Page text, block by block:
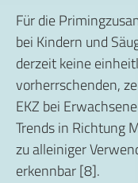
Für die
bei Kindern und
derzeit keine
vorherrschenden,
EKZ bei
Trends in Richtung
zu alleiniger
erkennbar [8].